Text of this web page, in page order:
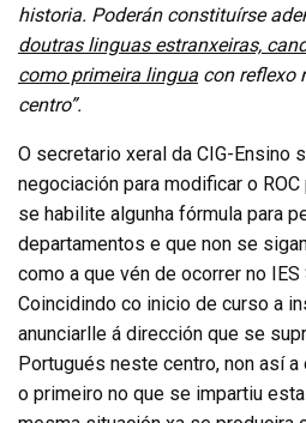
historia. Poderán constituírse
doutras linguas estranxeiras,
como primeira lingua con reflexo
centro”.
O secretario xeral da CIG-Ensino
negociación para modificar o
se habilite algunha fórmula para
departamentos e que non se
como a que vén de ocorrer no IES
Coincidindo co inicio de curso a
anunciarlle á dirección que se
Portugués neste centro, non así
o primeiro no que se impartiu